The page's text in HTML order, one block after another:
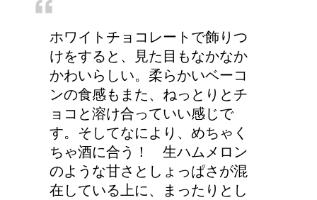
耳と肩が関係するの？耳
の違和感の原因は「肩こ
り」？！
ホワイトチョコレートで飾りつ
けをすると、見た目もなかなか
かわいらしい。柔らかいベーコ
ンの食感もまた、ねっとりとチ
ョコと溶け合っていい感じで
す。そしてなにより、めちゃく
ちゃ酒に合う！ 生ハムメロン
のような甘さとしょっぱさが混
在している上に、まったりとし